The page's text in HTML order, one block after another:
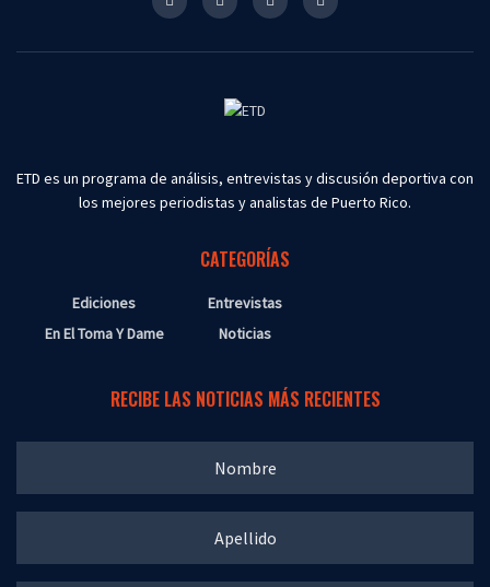
ETD es un programa de análisis, entrevistas y discusión deportiva con
los mejores periodistas y analistas de Puerto Rico.
CATEGORÍAS
Ediciones
En El Toma Y Dame
Entrevistas
Noticias
RECIBE LAS NOTICIAS MÁS RECIENTES